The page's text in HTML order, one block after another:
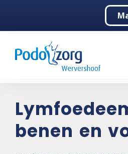
Podologie
Contact
benen en